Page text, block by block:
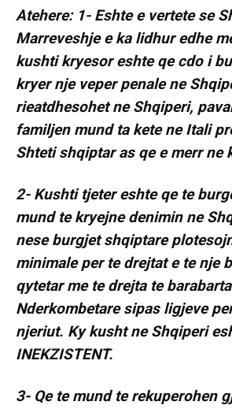
Atehere: 1- Eshte e vertete se
Marreveshje e ka lidhur edhe
kushti kryesor eshte qe cdo i
kryer nje veper penale ne
rieatdhesohet ne Shqiperi,
familjen mund ta kete ne Itali
Shteti shqiptar as qe e merr ne
2- Kushti tjeter eshte qe te
mund te kryejne denimin ne
nese burgjet shqiptare
minimale per te drejtat e te nje
qytetar me te drejta te
Nderkombetare sipas ligjeve
njeriut. Ky kusht ne Shqiperi
INEKZISTENT.
3- Qe te mund te rekuperohen